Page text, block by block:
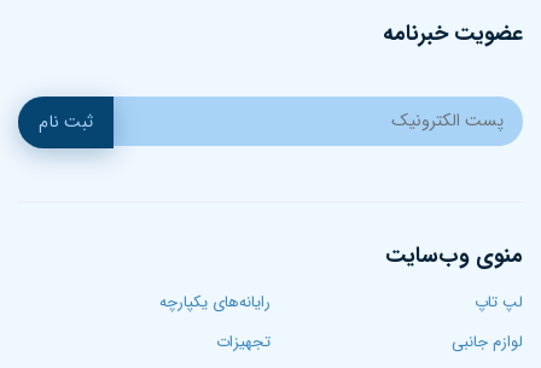
عضویت خبرنامه
ثبت نام
منوی وب‌سایت
لپ تاپ‌
رایانه‌های یکپارچه
لوازم جانبی
تجهیزات